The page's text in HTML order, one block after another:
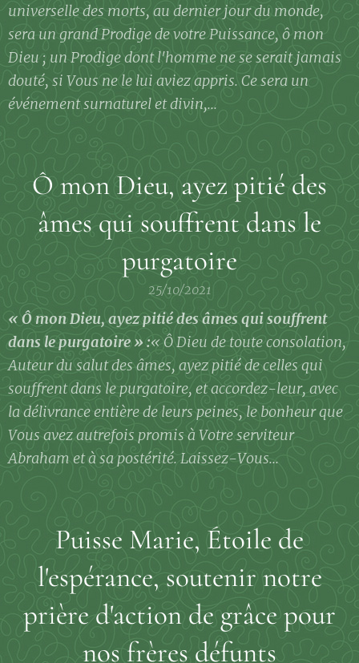
universelle des morts, au dernier jour du monde,
sera un grand Prodige de votre Puissance, ô mon
Dieu ; un Prodige dont l'homme ne se serait jamais
douté, si Vous ne le lui aviez appris. Ce sera un
événement surnaturel et divin,...
Ô mon Dieu, ayez pitié des
âmes qui souffrent dans le
purgatoire
25/10/2021
« Ô mon Dieu, ayez pitié des âmes qui souffrent
dans le purgatoire » :« Ô Dieu de toute consolation,
Auteur du salut des âmes, ayez pitié de celles qui
souffrent dans le purgatoire, et accordez-leur, avec
la délivrance entière de leurs peines, le bonheur que
Vous avez autrefois promis à Votre serviteur
Abraham et à sa postérité. Laissez-Vous...
Puisse Marie, Étoile de
l'espérance, soutenir notre
prière d'action de grâce pour
nos frères défunts